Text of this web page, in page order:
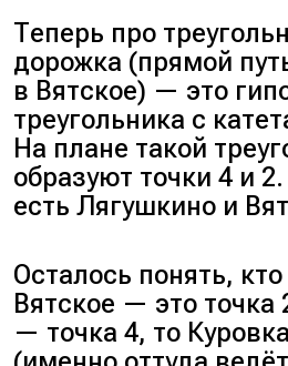
Теперь про
дорожка (прямой
в Вятское) — это
треугольника с
На плане такой
образуют точки 4 и
есть Лягушкино и
Осталось понять,
Вятское — это точка
— точка 4, то